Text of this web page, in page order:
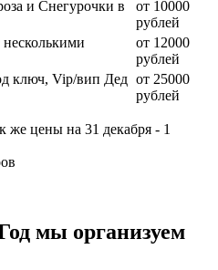
и Снегурочки в
от 10000
рублей
несколькими
от 12000
рублей
ключ, Vip/вип Дед от 25000
рублей
же цены на 31 декабря - 1
мы организуем